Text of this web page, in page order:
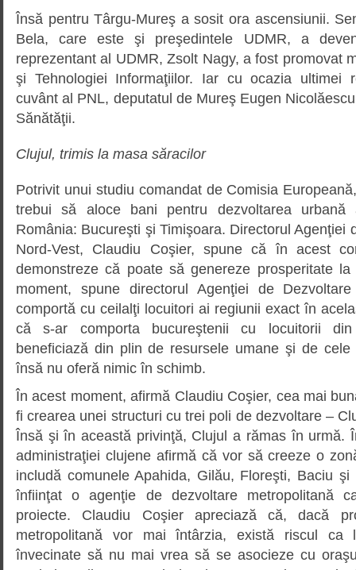
Însă pentru Târgu-Mureş a sosit ora ascensiunii.
Bela, care este şi preşedintele UDMR, a
reprezentant al UDMR, Zsolt Nagy, a fost promovat
şi Tehnologiei Informaţiilor. Iar cu ocazia ultimei
cuvânt al PNL, deputatul de Mureş Eugen
Sănătăţii.
Clujul, trimis la masa săracilor
Potrivit unui studiu comandat de Comisia
trebui să aloce bani pentru dezvoltarea
România: Bucureşti şi Timişoara. Directorul Agenţiei
Nord-Vest, Claudiu Coşier, spune că în acest
demonstreze că poate să genereze prosperitate
moment, spune directorul Agenţiei de
comportă cu ceilalţi locuitori ai regiunii exact în
că s-ar comporta bucureştenii cu locuitorii
beneficiază din plin de resursele umane şi de cele
însă nu oferă nimic în schimb.
În acest moment, afirmă Claudiu Coşier, cea mai
fi crearea unei structuri cu trei poli de dezvoltare –
Însă şi în această privinţă, Clujul a rămas în urmă.
administraţiei clujene afirmă că vor să creeze o
includă comunele Apahida, Gilău, Floreşti, Baciu
înfiinţat o agenţie de dezvoltare metropolitană
proiecte. Claudiu Coşier apreciază că, dacă
metropolitană vor mai întârzia, există riscul ca
învecinate să nu mai vrea să se asocieze cu